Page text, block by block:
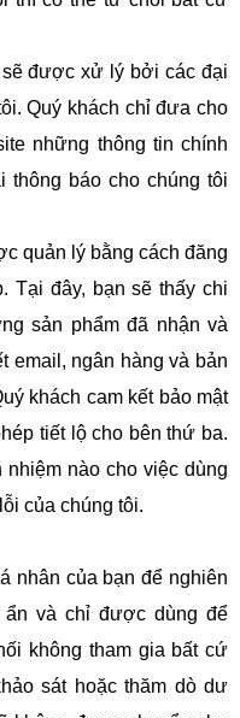
được xử lý bởi các đại
Quý khách chỉ đưa cho
những thông tin chính
thông báo cho chúng tôi
quản lý bằng cách đăng
Tại đây, bạn sẽ thấy chi
sản phẩm đã nhận và
email, ngân hàng và bản
khách cam kết bảo mật
tiết lộ cho bên thứ ba.
nhiệm nào cho việc dùng
của chúng tôi.
nhân của bạn để nghiên
và chỉ được dùng để
không tham gia bất cứ
sát hoặc thăm dò dư